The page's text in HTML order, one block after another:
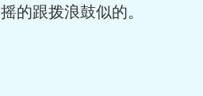
跟拨浪鼓似的。